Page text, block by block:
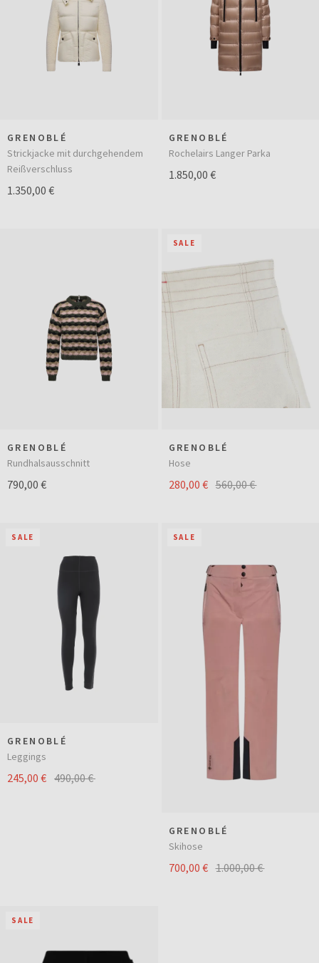
GRENOBLÉ
Strickjacke mit durchgehendem
Reißverschluss
1.350,00 €
GRENOBLÉ
Rochelairs Langer Parka
1.850,00 €
GRENOBLÉ
Rundhalsausschnitt
790,00 €
SALE
GRENOBLÉ
Hose
280,00 € 560,00 €
SALE
GRENOBLÉ
Leggings
245,00 € 490,00 €
SALE
GRENOBLÉ
Skihose
700,00 € 1.000,00 €
SALE